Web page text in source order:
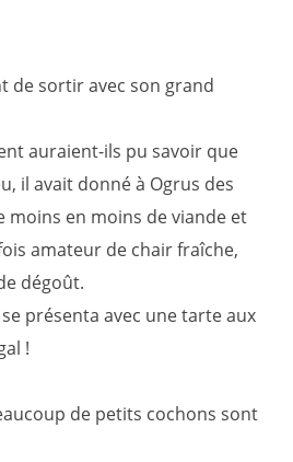
de sortir avec son grand
auraient-ils pu savoir que
il avait donné à Ogrus des
en moins de viande et
amateur de chair fraîche,
dégoût.
présenta avec une tarte aux
!
de petits cochons sont